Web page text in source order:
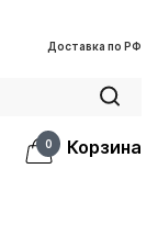
Доставка по РФ
0 Корзина